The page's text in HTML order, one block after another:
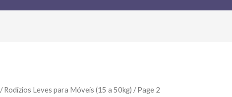
Rodízios Leves para Móveis (15 a 50kg) / Page 2